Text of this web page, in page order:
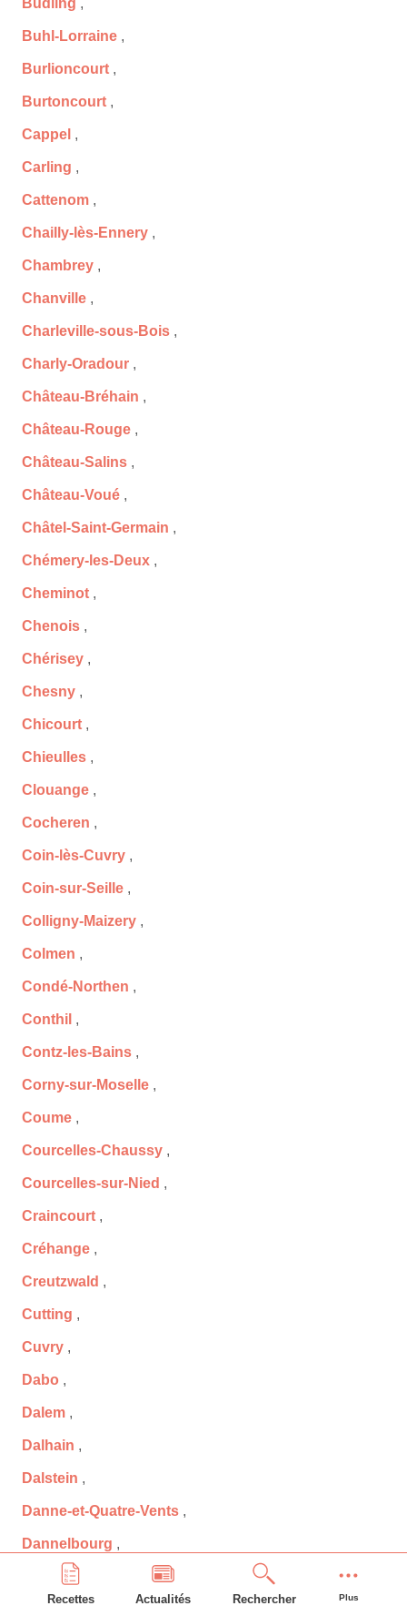
Recettes Actualités Rechercher Plus
Buhl-Lorraine ,
Burlioncourt ,
Burtoncourt ,
Cappel ,
Carling ,
Cattenom ,
Chailly-lès-Ennery ,
Chambrey ,
Chanville ,
Charleville-sous-Bois ,
Charly-Oradour ,
Château-Bréhain ,
Château-Rouge ,
Château-Salins ,
Château-Voué ,
Châtel-Saint-Germain ,
Chémery-les-Deux ,
Cheminot ,
Chenois ,
Chérisey ,
Chesny ,
Chicourt ,
Chieulles ,
Clouange ,
Cocheren ,
Coin-lès-Cuvry ,
Coin-sur-Seille ,
Colligny-Maizery ,
Colmen ,
Condé-Northen ,
Conthil ,
Contz-les-Bains ,
Corny-sur-Moselle ,
Coume ,
Courcelles-Chaussy ,
Courcelles-sur-Nied ,
Craincourt ,
Créhange ,
Creutzwald ,
Cutting ,
Cuvry ,
Dabo ,
Dalem ,
Dalhain ,
Dalstein ,
Danne-et-Quatre-Vents ,
Dannelbourg ,
Delme,